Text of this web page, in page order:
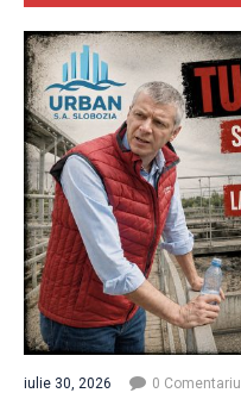
iulie 30, 2026 0 Comentariu